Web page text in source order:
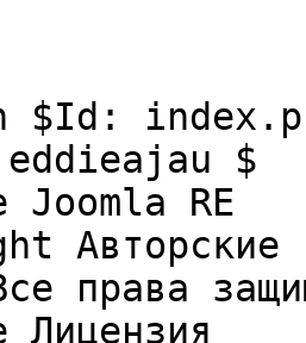
$Id:
$
Joomla RE
Авторские
права